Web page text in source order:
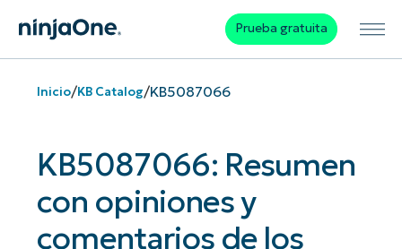
Prueba gratuita
Inicio/KB Catalog/KB5087066
KB5087066: Resumen
con opiniones y
comentarios de los